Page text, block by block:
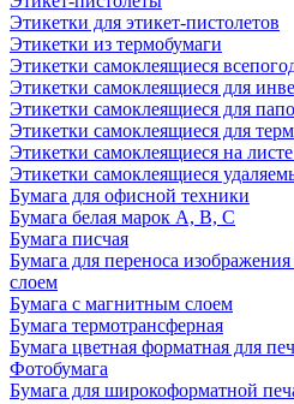
Этикетки для этикет-пистолетов
Этикетки из термобумаги
Этикетки самоклеящиеся
Этикетки самоклеящиеся для
Этикетки самоклеящиеся для
Этикетки самоклеящиеся для
Этикетки самоклеящиеся на
Этикетки самоклеящиеся
Бумага для офисной техники
Бумага белая марок А, В, С
Бумага писчая
Бумага для переноса
слоем
Бумага с магнитным слоем
Бумага термотрансферная
Бумага цветная форматная для
Фотобумага
Бумага для широкоформатной